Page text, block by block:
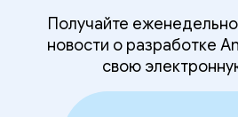
Получайте
новости о разработке
свою